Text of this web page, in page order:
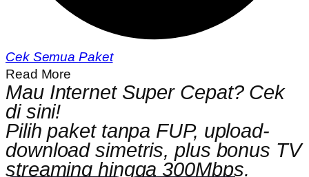
Cek Semua Paket
Read More
Mau Internet Super Cepat? Cek
di sini!
Pilih paket tanpa FUP, upload-
download simetris, plus bonus TV
streaming hingga 300Mbps.